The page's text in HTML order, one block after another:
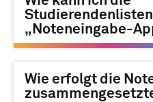
„Noteneingabe-
Wie erfolgt die